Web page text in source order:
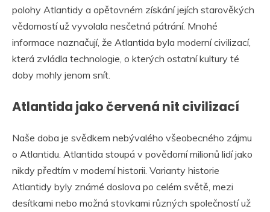
polohy Atlantidy a opětovném získání jejích starověkých
vědomostí už vyvolala nesčetná pátrání. Mnohé
informace naznačují, že Atlantida byla moderní civilizací,
která zvládla technologie, o kterých ostatní kultury té
doby mohly jenom snít.
Atlantida jako červená nit civilizací
Naše doba je svědkem nebývalého všeobecného zájmu
o Atlantidu. Atlantida stoupá v povědomí milionů lidí jako
nikdy předtím v moderní historii. Varianty historie
Atlantidy byly známé doslova po celém světě, mezi
desítkami nebo možná stovkami různých společností už